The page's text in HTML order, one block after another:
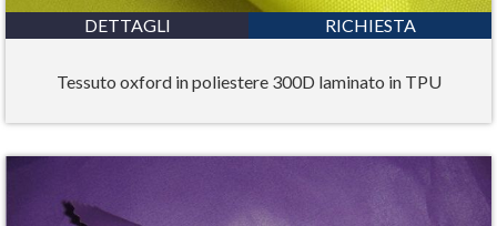
DETTAGLI RICHIESTA
Tessuto oxford in poliestere 300D laminato in TPU